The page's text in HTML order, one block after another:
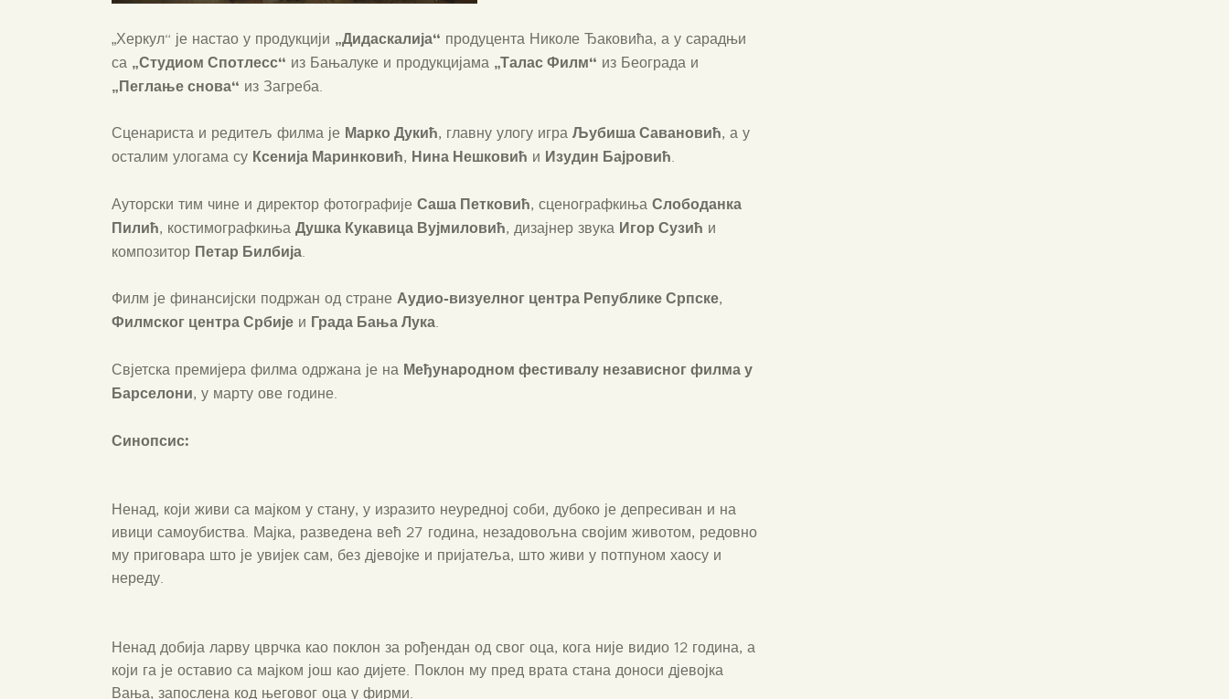
„Херкул“ је настао у продукцији „Дидаскалија“ продуцента Николе Ђаковића, а у сарадњи
са „Студиом Спотлесс“ из Бањалуке и продукцијама „Талас Филм“ из Београда и
„Пеглање снова“ из Загреба.
Сценариста и редитељ филма је Марко Дукић, главну улогу игра Љубиша Савановић, а у
осталим улогама су Ксенија Маринковић, Нина Нешковић и Изудин Бајровић.
Ауторски тим чине и директор фотографије Саша Петковић, сценографкиња Слободанка
Пилић, костимографкиња Душка Кукавица Вујмиловић, дизајнер звука Игор Сузић и
композитор Петар Билбија.
Филм је финансијски подржан од стране Аудио-визуелног центра Републике Српске,
Филмског центра Србије и Града Бања Лука.
Свјетска премијера филма одржана је на Међународном фестивалу независног филма у
Барселони, у марту ове године.
Синопсис:
Ненад, који живи са мајком у стану, у изразито неуредној соби, дубоко је депресиван и на
ивици самоубиства. Мајка, разведена већ 27 година, незадовољна својим животом, редовно
му приговара што је увијек сам, без дјевојке и пријатеља, што живи у потпуном хаосу и
нереду.
Ненад добија ларву цврчка као поклон за рођендан од свог оца, кога није видио 12 година, а
који га је оставио са мајком још као дијете. Поклон му пред врата стана доноси дјевојка
Вања, запослена код његовог оца у фирми.